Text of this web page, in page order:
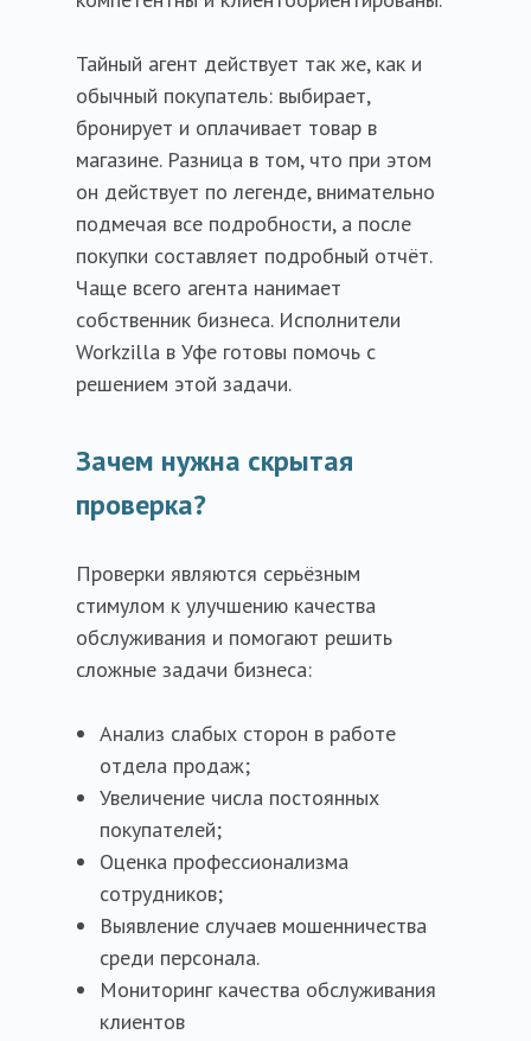
Тайный агент действует так же, как и
обычный покупатель: выбирает,
бронирует и оплачивает товар в
магазине. Разница в том, что при этом
он действует по легенде, внимательно
подмечая все подробности, а после
покупки составляет подробный отчёт.
Чаще всего агента нанимает
собственник бизнеса. Исполнители
Workzilla в Уфе готовы помочь с
решением этой задачи.
Зачем нужна скрытая
проверка?
Проверки являются серьёзным
стимулом к улучшению качества
обслуживания и помогают решить
сложные задачи бизнеса:
Анализ слабых сторон в работе
отдела продаж;
Увеличение числа постоянных
покупателей;
Оценка профессионализма
сотрудников;
Выявление случаев мошенничества
среди персонала.
Мониторинг качества обслуживания
клиентов